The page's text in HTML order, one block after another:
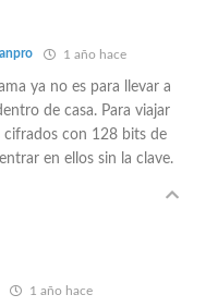
1 año hace
ya no es para llevar a
de casa. Para viajar
cifrados con 128 bits de
en ellos sin la clave.
1 año hace